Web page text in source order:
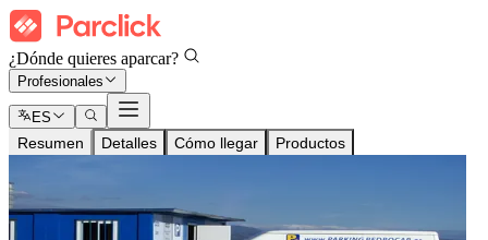
¿Dónde quieres aparcar?
Profesionales
ES
Resumen Detalles Cómo llegar Productos